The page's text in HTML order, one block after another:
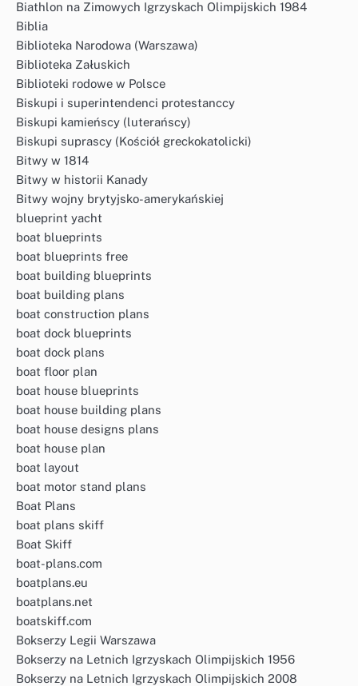
Biathlon na Zimowych Igrzyskach Olimpijskich 1984
Biblia
Biblioteka Narodowa (Warszawa)
Biblioteka Załuskich
Biblioteki rodowe w Polsce
Biskupi i superintendenci protestanccy
Biskupi kamieńscy (luterańscy)
Biskupi suprascy (Kościół greckokatolicki)
Bitwy w 1814
Bitwy w historii Kanady
Bitwy wojny brytyjsko-amerykańskiej
blueprint yacht
boat blueprints
boat blueprints free
boat building blueprints
boat building plans
boat construction plans
boat dock blueprints
boat dock plans
boat floor plan
boat house blueprints
boat house building plans
boat house designs plans
boat house plan
boat layout
boat motor stand plans
Boat Plans
boat plans skiff
Boat Skiff
boat-plans.com
boatplans.eu
boatplans.net
boatskiff.com
Bokserzy Legii Warszawa
Bokserzy na Letnich Igrzyskach Olimpijskich 1956
Bokserzy na Letnich Igrzyskach Olimpijskich 2008